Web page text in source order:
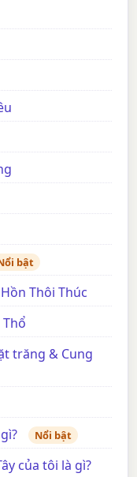
bật
Thôi Thúc
trăng & Cung
Nổi bật
của tôi là gì?